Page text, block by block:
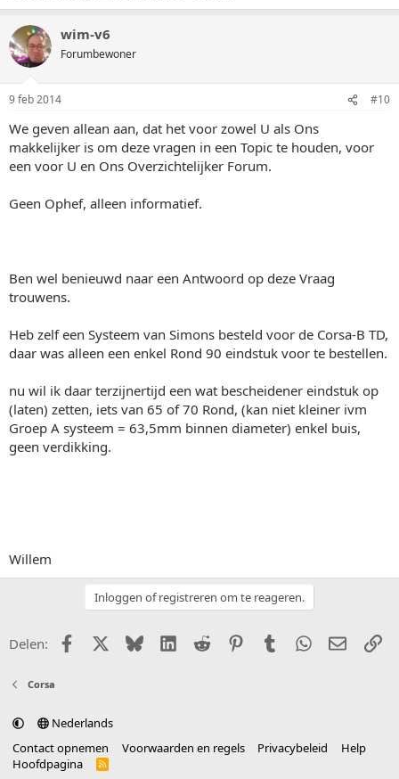
wim-v6
Forumbewoner
9 feb 2014 #10
We geven allean aan, dat het voor zowel U als Ons
makkelijker is om deze vragen in een Topic te houden, voor
een voor U en Ons Overzichtelijker Forum.
Geen Ophef, alleen informatief.
Ben wel benieuwd naar een Antwoord op deze Vraag
trouwens.
Heb zelf een Systeem van Simons besteld voor de Corsa-B TD,
daar was alleen een enkel Rond 90 eindstuk voor te bestellen.
nu wil ik daar terzijnertijd een wat bescheidener eindstuk op
(laten) zetten, iets van 65 of 70 Rond, (kan niet kleiner ivm
Groep A systeem = 63,5mm binnen diameter) enkel buis,
geen verdikking.
Willem
Inloggen of registreren om te reageren.
Delen: FacebookX (Twitter)
BlueskyLinkedIn
Reddit PinterestTumblr WhatsApp
E-mail
Corsa
Nederlands
Contact opnemen
Voorwaarden en regels Privacybeleid
Help
Hoofdpagina
R